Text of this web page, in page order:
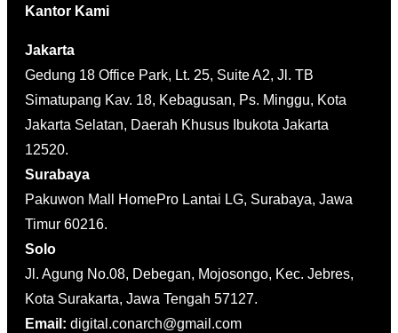
Kantor Kami
Jakarta
Gedung 18 Office Park, Lt. 25, Suite A2, Jl. TB
Simatupang Kav. 18, Kebagusan, Ps. Minggu, Kota
Jakarta Selatan, Daerah Khusus Ibukota Jakarta
12520.
Surabaya
Pakuwon Mall HomePro Lantai LG, Surabaya, Jawa
Timur 60216.
Solo
Jl. Agung No.08, Debegan, Mojosongo, Kec. Jebres,
Kota Surakarta, Jawa Tengah 57127.
Email: digital.conarch@gmail.com